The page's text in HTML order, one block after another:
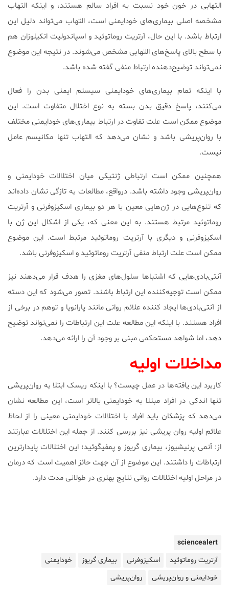
التهابی در خون خود نسبت به افراد سالم هستند، و اینکه التهاب
مشخصه اصلی بیماری‌های خودایمنی است، التهاب می‌تواند دلیل این
ارتباط باشد. با این حال، آرتریت روماتوئید و اسپاندولیت انکیلوزان هم
با سطح بالای پاسخ‌های التهابی مشخص می‌شوند. در نتیجه این موضوع
نمی‌تواند توضیح‌دهنده ارتباط منفی گفته شده باشد.
با اینکه تمام بیماری‌های خودایمنی سیستم ایمنی بدن را فعال
می‌کنند، پاسخ دقیق بدن بسته به نوع اختلال متفاوت است. این
موضوع ممکن است علت تفاوت در ارتباط بیماری‌های خودایمنی مختلف
با روان‌پریشی باشد و نشان می‌دهد که التهاب تنها مکانیسم عامل
نیست.
همچنین ممکن است ارتباطی ژنتیکی میان اختلالات خودایمنی و
روان‌پریشی وجود داشته باشد. درواقع، مطالعات به تازگی نشان داده‌اند
که تنوع‌هایی در ژن‌هایی معین با هر دو بیماری اسکیزوفرنی و آرتریت
روماتوئید مرتبط هستند. به این معنی که، یکی از اشکال این ژن با
اسکیزوفرنی و دیگری با آرتریت روماتوئید مرتبط است. این موضوع
ممکن است علت ارتباط منفی آرتریت روماتوئید و اسکیزوفرنی باشد.
آنتی‌بادی‌هایی که اشتباها سلول‌های مغزی را هدف قرار می‌دهند نیز
ممکن است توجیه‌کننده این ارتباط باشند. تصور می‌شود که این دسته
از آنتی‌بادی‌ها ایجاد کننده علائم روانی مانند پارانویا و توهم در برخی از
افراد هستند. با اینکه این مطالعه علت این ارتباطات را نمی‌تواند توضیح
دهد، اما شواهد مستحکمی مبنی بر وجود آن را ارائه می‌دهد.
مداخلات اولیه
کاربرد این یافته‌ها در عمل چیست؟ با اینکه ریسک ابتلا به روان‌پریشی
تنها اندکی در افراد مبتلا به خودایمنی بالاتر است، این مطالعه نشان
می‌دهد که پزشکان باید افراد با اختلالات خودایمنی معینی را از لحاظ
علائم اولیه روان پریشی نیز بررسی کنند. از جمله این اختلالات عبارتند
از: آنمی پرنیشیوز، بیماری گریوز و پمفیگوئید؛ این اختلالات پایدارترین
ارتباطات را داشتند. این موضوع از آن جهت حائز اهمیت است که درمان
در مراحل اولیه اختلالات روانی نتایج بهتری در طولانی مدت دارد.
sciencealert
آرتریت روماتوئید
اسکیزوفرنی بیماری گریوز
خودایمنی
خودایمنی و روان‌پریشی
روان‌پریشی